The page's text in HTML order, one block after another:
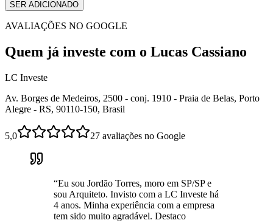
SER ADICIONADO
AVALIAÇÕES NO GOOGLE
Quem já investe com o Lucas Cassiano
LC Investe
Av. Borges de Medeiros, 2500 - conj. 1910 - Praia de Belas, Porto
Alegre - RS, 90110-150, Brasil
5,0 27 avaliações no Google
“Eu sou Jordão Torres, moro em SP/SP e
sou Arquiteto. Invisto com a LC Investe há
4 anos. Minha experiência com a empresa
tem sido muito agradável. Destaco